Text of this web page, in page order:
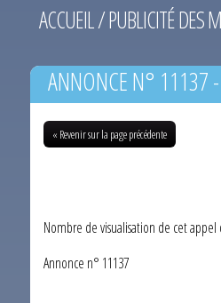
ACCUEIL/PUBLICITÉ DES
ANNONCE N° 11137
« Revenir sur la page précédente
Nombre de visualisation de cet appel
Annonce n° 11137